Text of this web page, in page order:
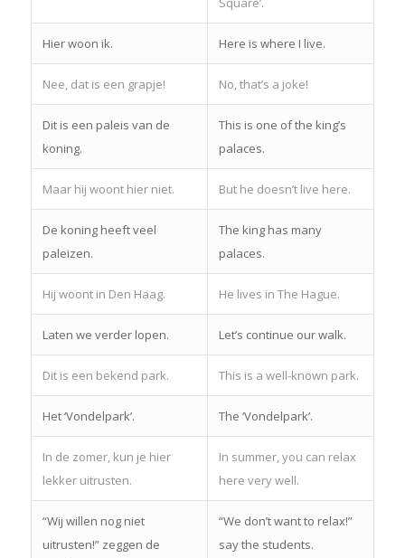
Hier woon ik. Here is where I live.
Nee, dat is een grapje! No, that’s a joke!
Dit is een paleis van de
koning.
This is one of the king’s
palaces.
Maar hij woont hier niet. But he doesn’t live here.
De koning heeft veel
paleizen.
The king has many
palaces.
Hij woont in Den Haag. He lives in The Hague.
Laten we verder lopen. Let’s continue our walk.
Dit is een bekend park. This is a well-known park.
Het ‘Vondelpark’. The ‘Vondelpark’.
In de zomer, kun je hier
lekker uitrusten.
In summer, you can relax
here very well.
“Wij willen nog niet
uitrusten!” zeggen de
“We don’t want to relax!”
say the students.